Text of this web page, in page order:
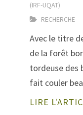
(IRF-UQAT)
RECHERCHE
Avec le titre
de la forêt
tordeuse des
fait couler
LIRE